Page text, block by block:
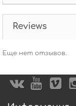
Reviews
Еще нет отзывов.